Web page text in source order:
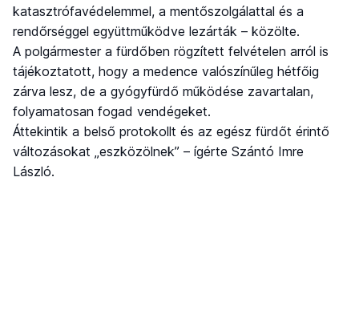
katasztrófavédelemmel, a mentőszolgálattal és a
rendőrséggel együttműködve lezárták – közölte.
A polgármester a fürdőben rögzített felvételen arról is
tájékoztatott, hogy a medence valószínűleg hétfőig
zárva lesz, de a gyógyfürdő működése zavartalan,
folyamatosan fogad vendégeket.
Áttekintik a belső protokollt és az egész fürdőt érintő
változásokat „eszközölnek” – ígérte Szántó Imre
László.